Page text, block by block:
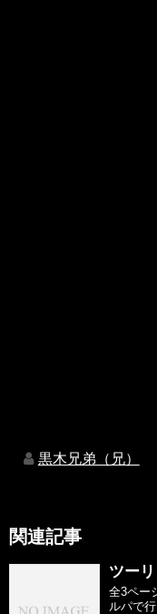
黒木兄弟（兄）
関連記事
ツー
全3ペー
ルパで